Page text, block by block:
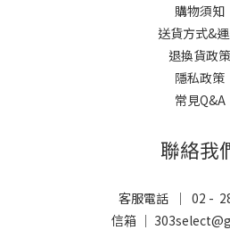
購物須知
送貨方式&
退換貨政策
隱私政策
常見Q&A
聯絡我
客服電話 ｜ 02 -
信箱 ｜